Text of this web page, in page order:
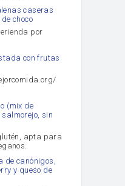
caseras
choco
por
con frutas
(mix de
sin
apta para
de canónigos,
y queso de